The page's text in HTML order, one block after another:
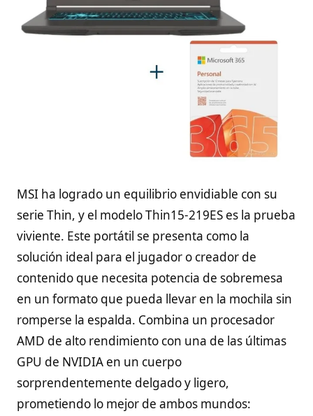
MSI ha logrado un equilibrio envidiable con su
serie Thin, y el modelo Thin15-219ES es la prueba
viviente. Este portátil se presenta como la
solución ideal para el jugador o creador de
contenido que necesita potencia de sobremesa
en un formato que pueda llevar en la mochila sin
romperse la espalda. Combina un procesador
AMD de alto rendimiento con una de las últimas
GPU de NVIDIA en un cuerpo
sorprendentemente delgado y ligero,
prometiendo lo mejor de ambos mundos: